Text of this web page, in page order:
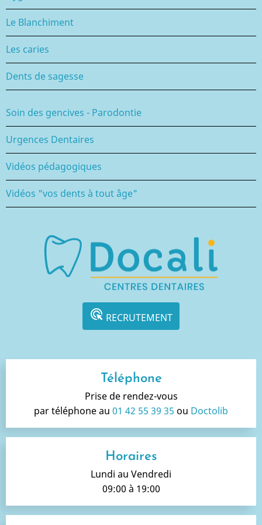
Le Blanchiment
Les caries
Dents de sagesse
Soin des gencives - Parodontie
Urgences Dentaires
Vidéos pédagogiques
Vidéos "vos dents à tout âge"
ads_click RECRUTEMENT
Téléphone
Prise de rendez-vous
par téléphone au 01 42 55 39 35 ou Doctolib
Horaires
Lundi au Vendredi
09:00 à 19:00